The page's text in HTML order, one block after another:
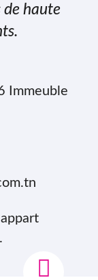
de haute
Immeuble